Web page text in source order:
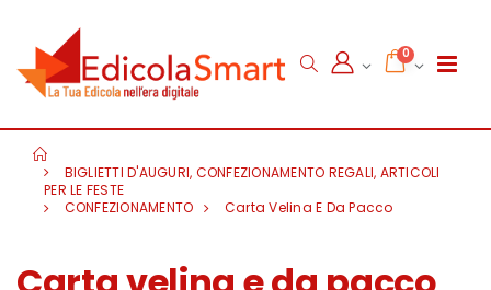
0
BIGLIETTI D'AUGURI, CONFEZIONAMENTO REGALI, ARTICOLI
PER LE FESTE
CONFEZIONAMENTO
Carta Velina E Da Pacco